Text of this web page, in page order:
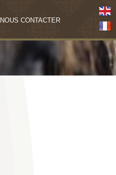
NOUS CONTACTER